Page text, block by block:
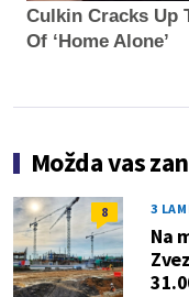
Culkin Cracks Up
Of ‘Home Alone’
Možda vas
8 3
Na